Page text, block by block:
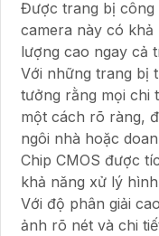
Được trang bị công
camera này có
lượng cao ngay cả
Với những trang bị
tưởng rằng mọi chi
một cách rõ ràng,
ngôi nhà hoặc
Chip CMOS được
khả năng xử lý
Với độ phân giải
ảnh rõ nét và chi